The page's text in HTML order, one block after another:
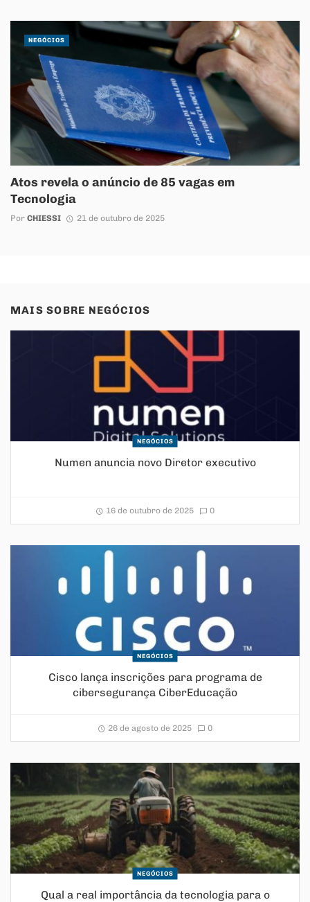
Atos revela o anúncio de 85 vagas em
Tecnologia
Por CHIESSI 21 de outubro de 2025
NEGÓCIOS
MAIS SOBRE NEGÓCIOS
NEGÓCIOS
Numen anuncia novo Diretor executivo
16 de outubro de 2025 0
NEGÓCIOS
Cisco lança inscrições para programa de
cibersegurança CiberEducação
26 de agosto de 2025 0
NEGÓCIOS
Qual a real importância da tecnologia para o